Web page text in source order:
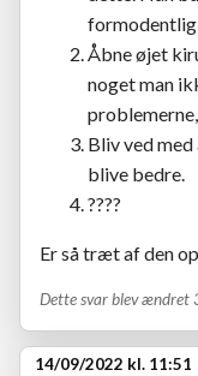
Åbne øjet
noget man
Bliv ved
blive bedre.
????
Er så træt af den
Dette svar blev ændret
14/09/2022 kl. 11:51